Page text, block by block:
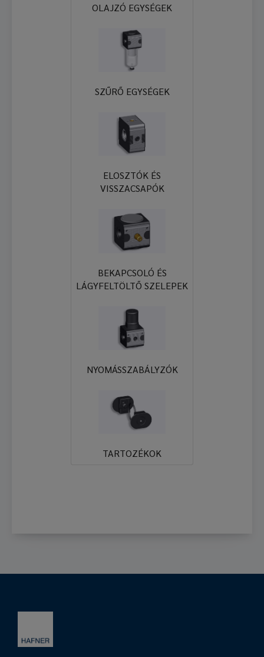
OLAJZÓ EGYSÉGEK
SZŰRŐ EGYSÉGEK
ELOSZTÓK ÉS
VISSZACSAPÓK
BEKAPCSOLÓ ÉS
LÁGYFELTÖLTŐ SZELEPEK
NYOMÁSSZABÁLYZÓK
TARTOZÉKOK